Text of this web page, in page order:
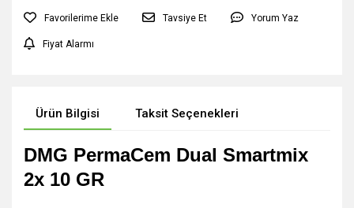
Tavsiye Et Yorum Yaz
Fiyat Alarmı
Ürün Bilgisi Taksit Seçenekleri
DMG PermaCem Dual Smartmix
2x 10 GR